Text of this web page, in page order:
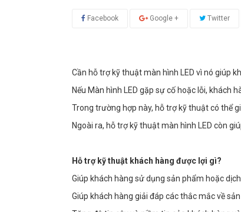
Facebook Google + Twitter
Cần hỗ trợ kỹ thuật màn hình LED vì nó giúp
Nếu Màn hình LED gặp sự cố hoặc lỗi, khách
Trong trường hợp này, hỗ trợ kỹ thuật có thể
Ngoài ra, hỗ trợ kỹ thuật màn hình LED còn
Hỗ trợ kỹ thuật khách hàng được lợi gì?
Giúp khách hàng sử dụng sản phẩm hoặc
Giúp khách hàng giải đáp các thắc mắc về